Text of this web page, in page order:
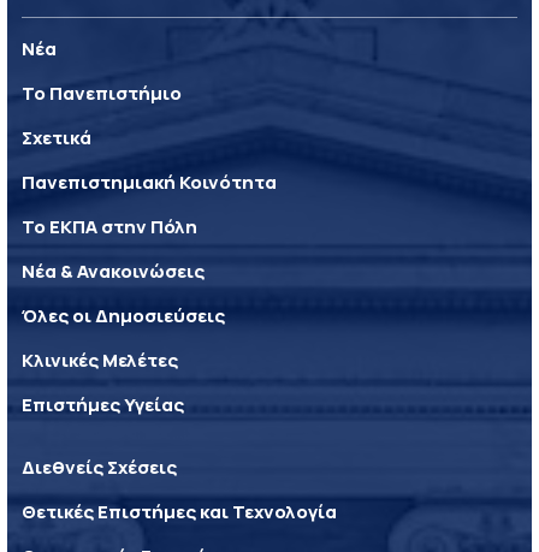
Νέα
Το Πανεπιστήμιο
Σχετικά
Πανεπιστημιακή Κοινότητα
Το ΕΚΠΑ στην Πόλη
Νέα & Ανακοινώσεις
Όλες οι Δημοσιεύσεις
Κλινικές Μελέτες
Επιστήμες Υγείας
Διεθνείς Σχέσεις
Θετικές Επιστήμες και Τεχνολογία